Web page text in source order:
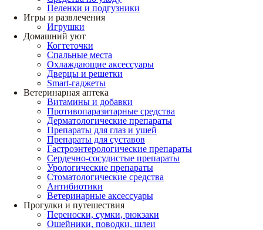
Пеленки и подгузники
Игры и развлечения
Игрушки
Домашний уют
Когтеточки
Спальные места
Охлаждающие аксессуары
Дверцы и решетки
Smart-гаджеты
Ветеринарная аптека
Витамины и добавки
Противопаразитарные средства
Дерматологические препараты
Препараты для глаз и ушей
Препараты для суставов
Гастроэнтерологические препараты
Сердечно-сосудистые препараты
Урологические препараты
Стоматологические средства
Антибиотики
Ветеринарные аксессуары
Прогулки и путешествия
Переноски, сумки, рюкзаки
Ошейники, поводки, шлеи